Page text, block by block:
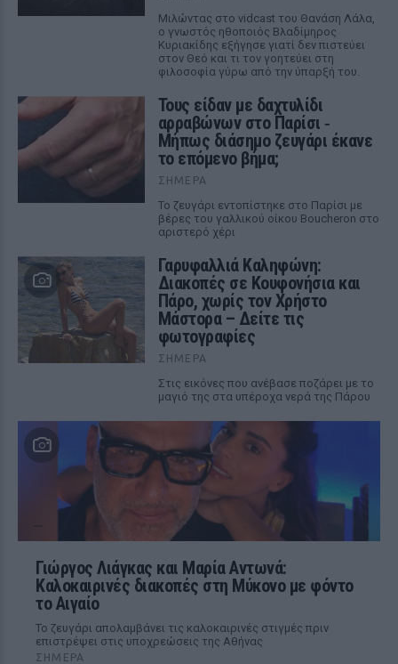
Μιλώντας στο vidcast του Θανάση Λάλα,
ο γνωστός ηθοποιός Βλαδίμηρος
Κυριακίδης εξήγησε γιατί δεν πιστεύει
στον Θεό και τι τον γοητεύει στη
φιλοσοφία γύρω από την ύπαρξή του.
Τους είδαν με δαχτυλίδι
αρραβώνων στο Παρίσι ‑
Μήπως διάσημο ζευγάρι έκανε
το επόμενο βήμα;
ΣΉΜΕΡΑ
Το ζευγάρι εντοπίστηκε στο Παρίσι με
βέρες του γαλλικού οίκου Boucheron στο
αριστερό χέρι
Γαρυφαλλιά Καληφώνη:
Διακοπές σε Κουφονήσια και
Πάρο, χωρίς τον Χρήστο
Μάστορα – Δείτε τις
φωτογραφίες
ΣΉΜΕΡΑ
Στις εικόνες που ανέβασε ποζάρει με το
μαγιό της στα υπέροχα νερά της Πάρου
Γιώργος Λιάγκας και Μαρία Αντωνά:
Καλοκαιρινές διακοπές στη Μύκονο με φόντο
το Αιγαίο
Το ζευγάρι απολαμβάνει τις καλοκαιρινές στιγμές πριν
επιστρέψει στις υποχρεώσεις της Αθήνας
ΣΉΜΕΡΑ